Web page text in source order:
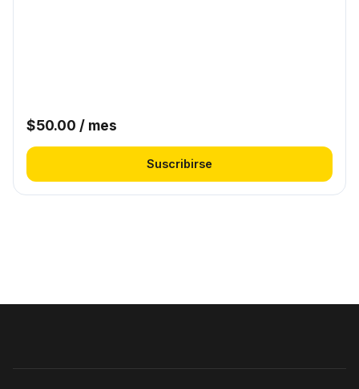
$50.00 / mes
Suscribirse